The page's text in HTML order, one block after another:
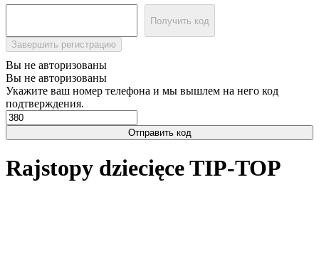
Получить код
Завершить регистрацию
Вы не авторизованы
Вы не авторизованы
Укажите ваш номер телефона и мы вышлем на него код
подтверждения.
Отправить код
Rajstopy dziecięce TIP-TOP